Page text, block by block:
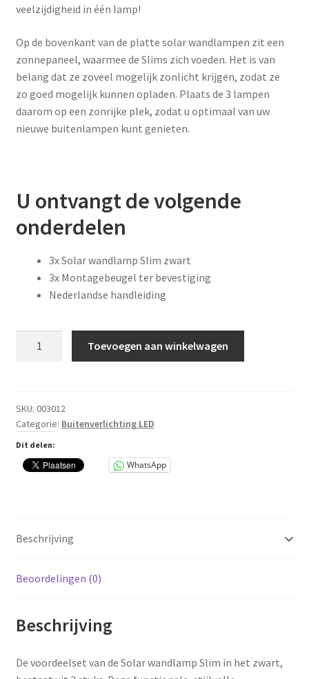
veelzijdigheid in één lamp!
Op de bovenkant van de platte solar wandlampen zit een
zonnepaneel, waarmee de Slims zich voeden. Het is van
belang dat ze zoveel mogelijk zonlicht krijgen, zodat ze
zo goed mogelijk kunnen opladen. Plaats de 3 lampen
daarom op een zonrijke plek, zodat u optimaal van uw
nieuwe buitenlampen kunt genieten.
U ontvangt de volgende
onderdelen
3x Solar wandlamp Slim zwart
3x Montagebeugel ter bevestiging
Nederlandse handleiding
met
sensor
Zwart
Voordeelset
Toevoegen aan winkelwagen
SKU: 003012
Categorie: Buitenverlichting LED
Dit delen:
WhatsApp
Beschrijving
Beoordelingen (0)
Beschrijving
De voordeelset van de Solar wandlamp Slim in het zwart,